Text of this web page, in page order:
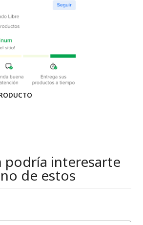
podría interesarte
de estos